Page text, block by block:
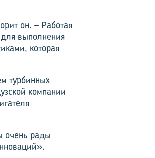
он. – Работая
для выполнения
которая
турбинных
компании
очень рады